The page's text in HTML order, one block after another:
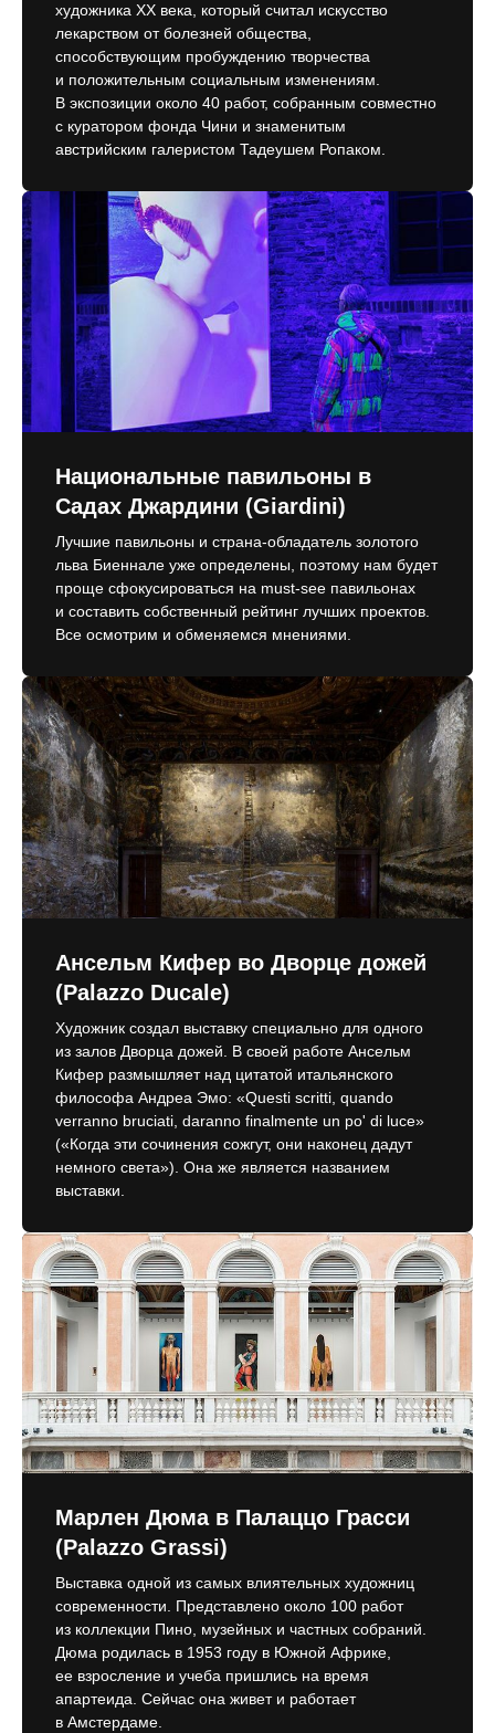
художника ХХ века, который считал искусство
лекарством от болезней общества,
способствующим пробуждению творчества
и положительным социальным изменениям.
В экспозиции около 40 работ, собранным совместно
с куратором фонда Чини и знаменитым
австрийским галеристом Тадеушем Ропаком.
Национальные павильоны в
Садах Джардини (Giardini)
Лучшие павильоны и страна-обладатель золотого
льва Биеннале уже определены, поэтому нам будет
проще сфокусироваться на must-see павильонах
и составить собственный рейтинг лучших проектов.
Все осмотрим и обменяемся мнениями.
Ансельм Кифер во Дворце дожей
(Palazzo Ducale)
Художник создал выставку специально для одного
из залов Дворца дожей. В своей работе Ансельм
Кифер размышляет над цитатой итальянского
философа Андреа Эмо: «Questi scritti, quando
verranno bruciati, daranno finalmente un po' di luce»
(«Когда эти сочинения сожгут, они наконец дадут
немного света»). Она же является названием
выставки.
Марлен Дюма в Палаццо Грасси
(Palazzo Grassi)
Выставка одной из самых влиятельных художниц
современности. Представлено около 100 работ
из коллекции Пино, музейных и частных собраний.
Дюма родилась в 1953 году в Южной Африке,
ее взросление и учеба пришлись на время
апартеида. Сейчас она живет и работает
в Амстердаме.